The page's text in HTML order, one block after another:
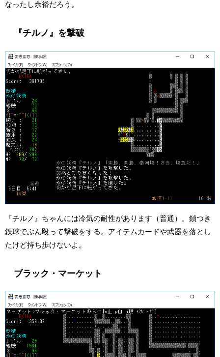
なったし余裕だろう。
『チルノ』を撃破
『チルノ』ちゃんには冷気の耐性があります（普通）。鎖つき
鉄球でぶん殴って撃破をする。アイテムカードや武器を落とし
たけど持ち歩けないよ。
ブラック・マーケット